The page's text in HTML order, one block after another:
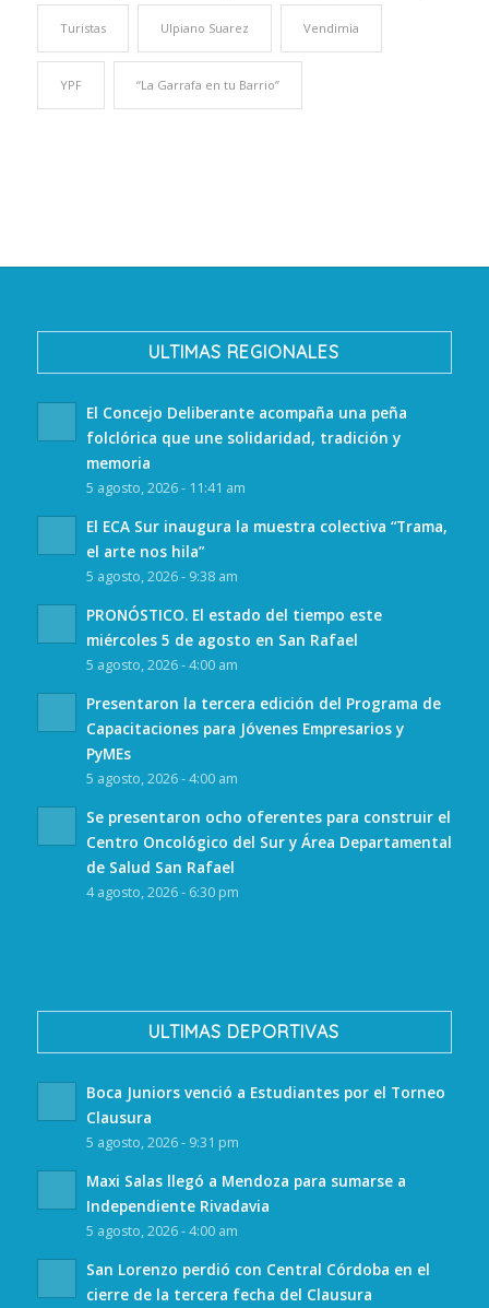
Turistas Ulpiano Suarez Vendimia
YPF “La Garrafa en tu Barrio”
ULTIMAS REGIONALES
El Concejo Deliberante acompaña una peña
folclórica que une solidaridad, tradición y
memoria
5 agosto, 2026 - 11:41 am
El ECA Sur inaugura la muestra colectiva “Trama,
el arte nos hila”
5 agosto, 2026 - 9:38 am
PRONÓSTICO. El estado del tiempo este
miércoles 5 de agosto en San Rafael
5 agosto, 2026 - 4:00 am
Presentaron la tercera edición del Programa de
Capacitaciones para Jóvenes Empresarios y
PyMEs
5 agosto, 2026 - 4:00 am
Se presentaron ocho oferentes para construir el
Centro Oncológico del Sur y Área Departamental
de Salud San Rafael
4 agosto, 2026 - 6:30 pm
ULTIMAS DEPORTIVAS
Boca Juniors venció a Estudiantes por el Torneo
Clausura
5 agosto, 2026 - 9:31 pm
Maxi Salas llegó a Mendoza para sumarse a
Independiente Rivadavia
5 agosto, 2026 - 4:00 am
San Lorenzo perdió con Central Córdoba en el
cierre de la tercera fecha del Clausura